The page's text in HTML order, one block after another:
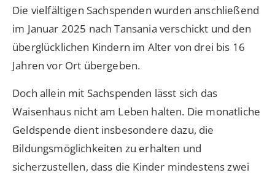
Die vielfältigen Sachspenden wurden anschließend
im Januar 2025 nach Tansania verschickt und den
überglücklichen Kindern im Alter von drei bis 16
Jahren vor Ort übergeben.
Doch allein mit Sachspenden lässt sich das
Waisenhaus nicht am Leben halten. Die monatliche
Geldspende dient insbesondere dazu, die
Bildungsmöglichkeiten zu erhalten und
sicherzustellen, dass die Kinder mindestens zwei